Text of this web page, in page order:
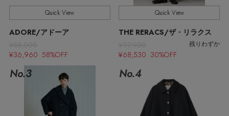
【リネン】涼しい夏素材
【CFCL】注目のPOP-UP
【レース】上品な透け感
ウェア
すべてのウェア
ブラウス・シャツ
カットソー・Tシャツ
シューズ
すべてのシューズ
サンダル
バッグ・財布
すべてのバッグ・財布
ファッション小物
お知らせ
よくあるご質問
Quick View
ADORE/アドーア
¥88,000
¥36,960 58%OFF
Quick View
THE RERACS/ザ・リラクス
¥97,900
残りわずか
¥68,530 30%OFF
No.3 No.4